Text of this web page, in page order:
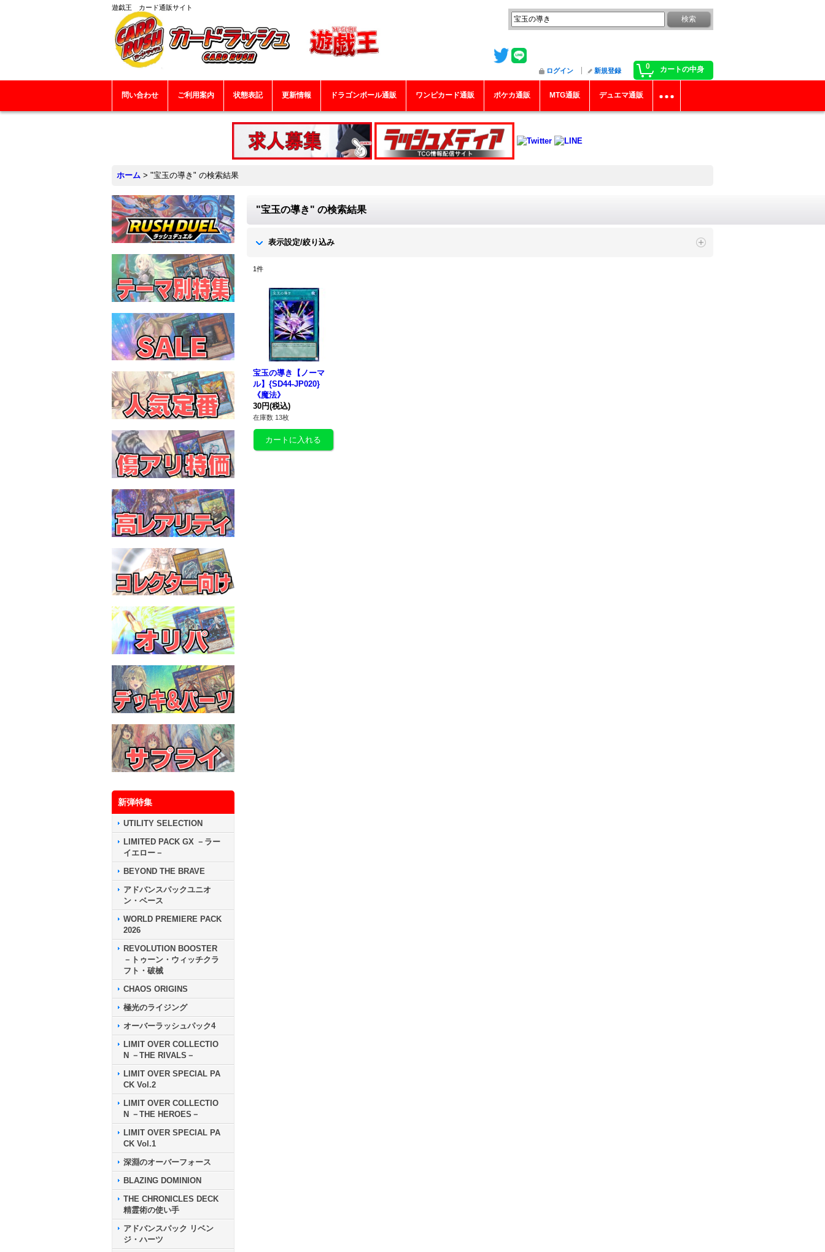
遊戯王 カード通販サイト
0 カートの中身
ログイン 新規登録
問い合わせ ご利用案内 状態表記 更新情報 ドラゴンボール通販 ワンピカード通販 ポケカ通販 MTG通販 デュエマ通販
ホーム > "宝玉の導き" の検索結果
新弾特集
UTILITY SELECTION
LIMITED PACK GX －ラー
イエロー－
BEYOND THE BRAVE
アドバンスパックユニオ
ン・ベース
WORLD PREMIERE PACK
2026
REVOLUTION BOOSTER
－トゥーン・ウィッチクラ
フト・破械
CHAOS ORIGINS
極光のライジング
オーバーラッシュパック4
LIMIT OVER COLLECTIO
N －THE RIVALS－
LIMIT OVER SPECIAL PA
CK Vol.2
LIMIT OVER COLLECTIO
N －THE HEROES－
LIMIT OVER SPECIAL PA
CK Vol.1
深淵のオーバーフォース
BLAZING DOMINION
THE CHRONICLES DECK
精霊術の使い手
アドバンスパック リベン
ジ・ハーツ
"宝玉の導き" の検索結果
表示設定/絞り込み
1件
宝玉の導き
【ノーマ
ル】{SD44-JP020}
《魔法》
30円(税込)
在庫数 13枚